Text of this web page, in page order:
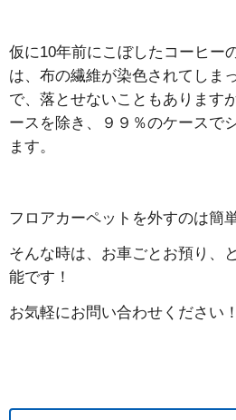
仮に10年前にこぼしたコーヒー
は、布の繊維が染色されてしま
で、落とせないこともあります
ースを除き、９９％のケースで
ます。
フロアカーペットを外すのは簡
そんな時は、お車ごとお預り、
能です！
お気軽にお問い合わせください！